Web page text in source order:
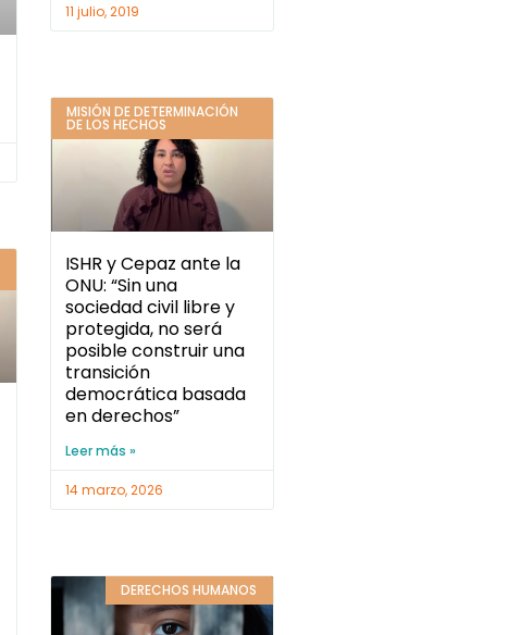
11 julio, 2019
MISIÓN DE DETERMINACIÓN
DE LOS HECHOS
ISHR y Cepaz ante la
ONU: “Sin una
sociedad civil libre y
protegida, no será
posible construir una
transición
democrática basada
en derechos”
Leer más »
14 marzo, 2026
DERECHOS HUMANOS